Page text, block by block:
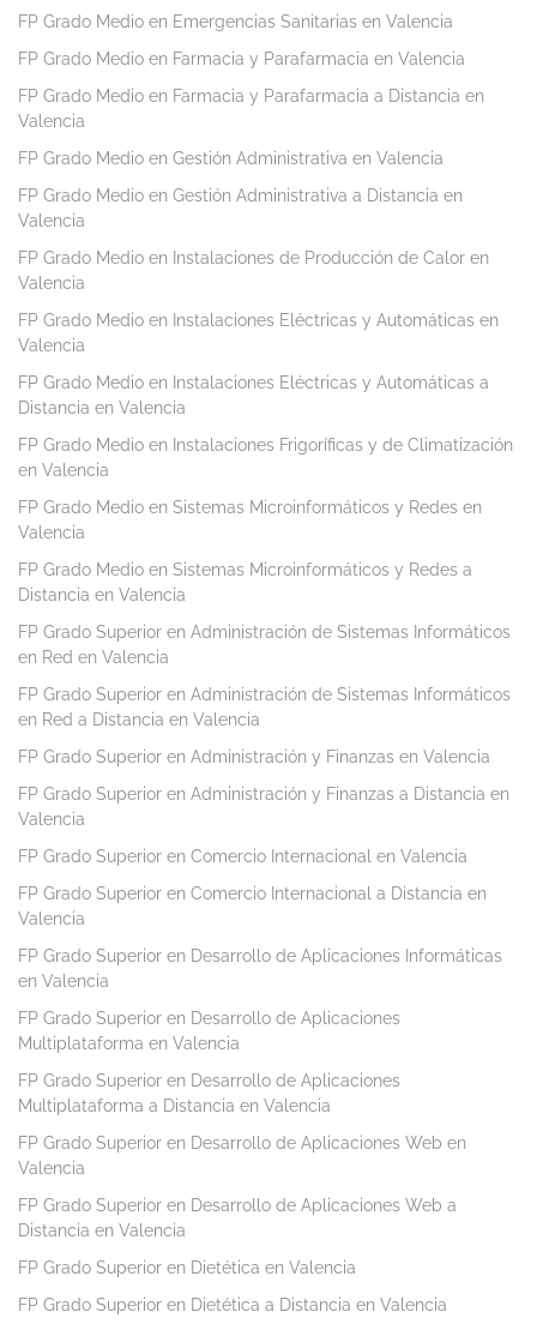
FP Grado Medio en Emergencias Sanitarias en Valencia
FP Grado Medio en Farmacia y Parafarmacia en Valencia
FP Grado Medio en Farmacia y Parafarmacia a Distancia en
Valencia
FP Grado Medio en Gestión Administrativa en Valencia
FP Grado Medio en Gestión Administrativa a Distancia en
Valencia
FP Grado Medio en Instalaciones de Producción de Calor en
Valencia
FP Grado Medio en Instalaciones Eléctricas y Automáticas en
Valencia
FP Grado Medio en Instalaciones Eléctricas y Automáticas a
Distancia en Valencia
FP Grado Medio en Instalaciones Frigoríficas y de Climatización
en Valencia
FP Grado Medio en Sistemas Microinformáticos y Redes en
Valencia
FP Grado Medio en Sistemas Microinformáticos y Redes a
Distancia en Valencia
FP Grado Superior en Administración de Sistemas Informáticos
en Red en Valencia
FP Grado Superior en Administración de Sistemas Informáticos
en Red a Distancia en Valencia
FP Grado Superior en Administración y Finanzas en Valencia
FP Grado Superior en Administración y Finanzas a Distancia en
Valencia
FP Grado Superior en Comercio Internacional en Valencia
FP Grado Superior en Comercio Internacional a Distancia en
Valencia
FP Grado Superior en Desarrollo de Aplicaciones Informáticas
en Valencia
FP Grado Superior en Desarrollo de Aplicaciones
Multiplataforma en Valencia
FP Grado Superior en Desarrollo de Aplicaciones
Multiplataforma a Distancia en Valencia
FP Grado Superior en Desarrollo de Aplicaciones Web en
Valencia
FP Grado Superior en Desarrollo de Aplicaciones Web a
Distancia en Valencia
FP Grado Superior en Dietética en Valencia
FP Grado Superior en Dietética a Distancia en Valencia